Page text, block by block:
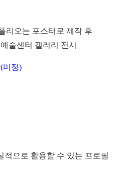
리오는 포스터로 제작 후
술센터 갤러리 전시
(미정)
적으로 활용할 수 있는 프로필